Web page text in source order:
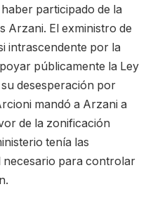
participado de la
Arzani. El exministro de
intrascendente por la
públicamente la Ley
desesperación por
mandó a Arzani a
de la zonificación
tenía las
necesario para controlar